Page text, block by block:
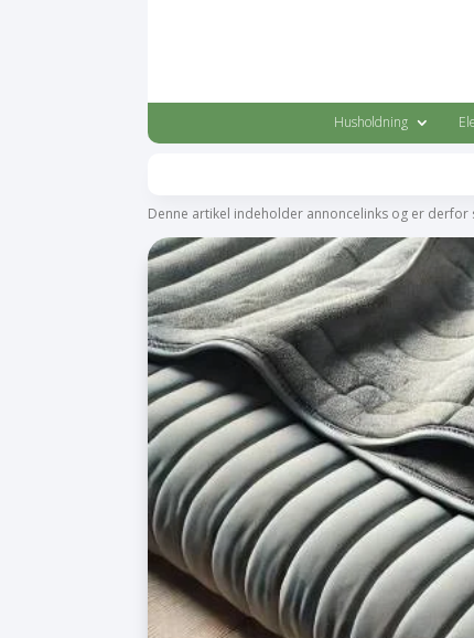
Husholdning
Denne artikel indeholder annoncelinks og er